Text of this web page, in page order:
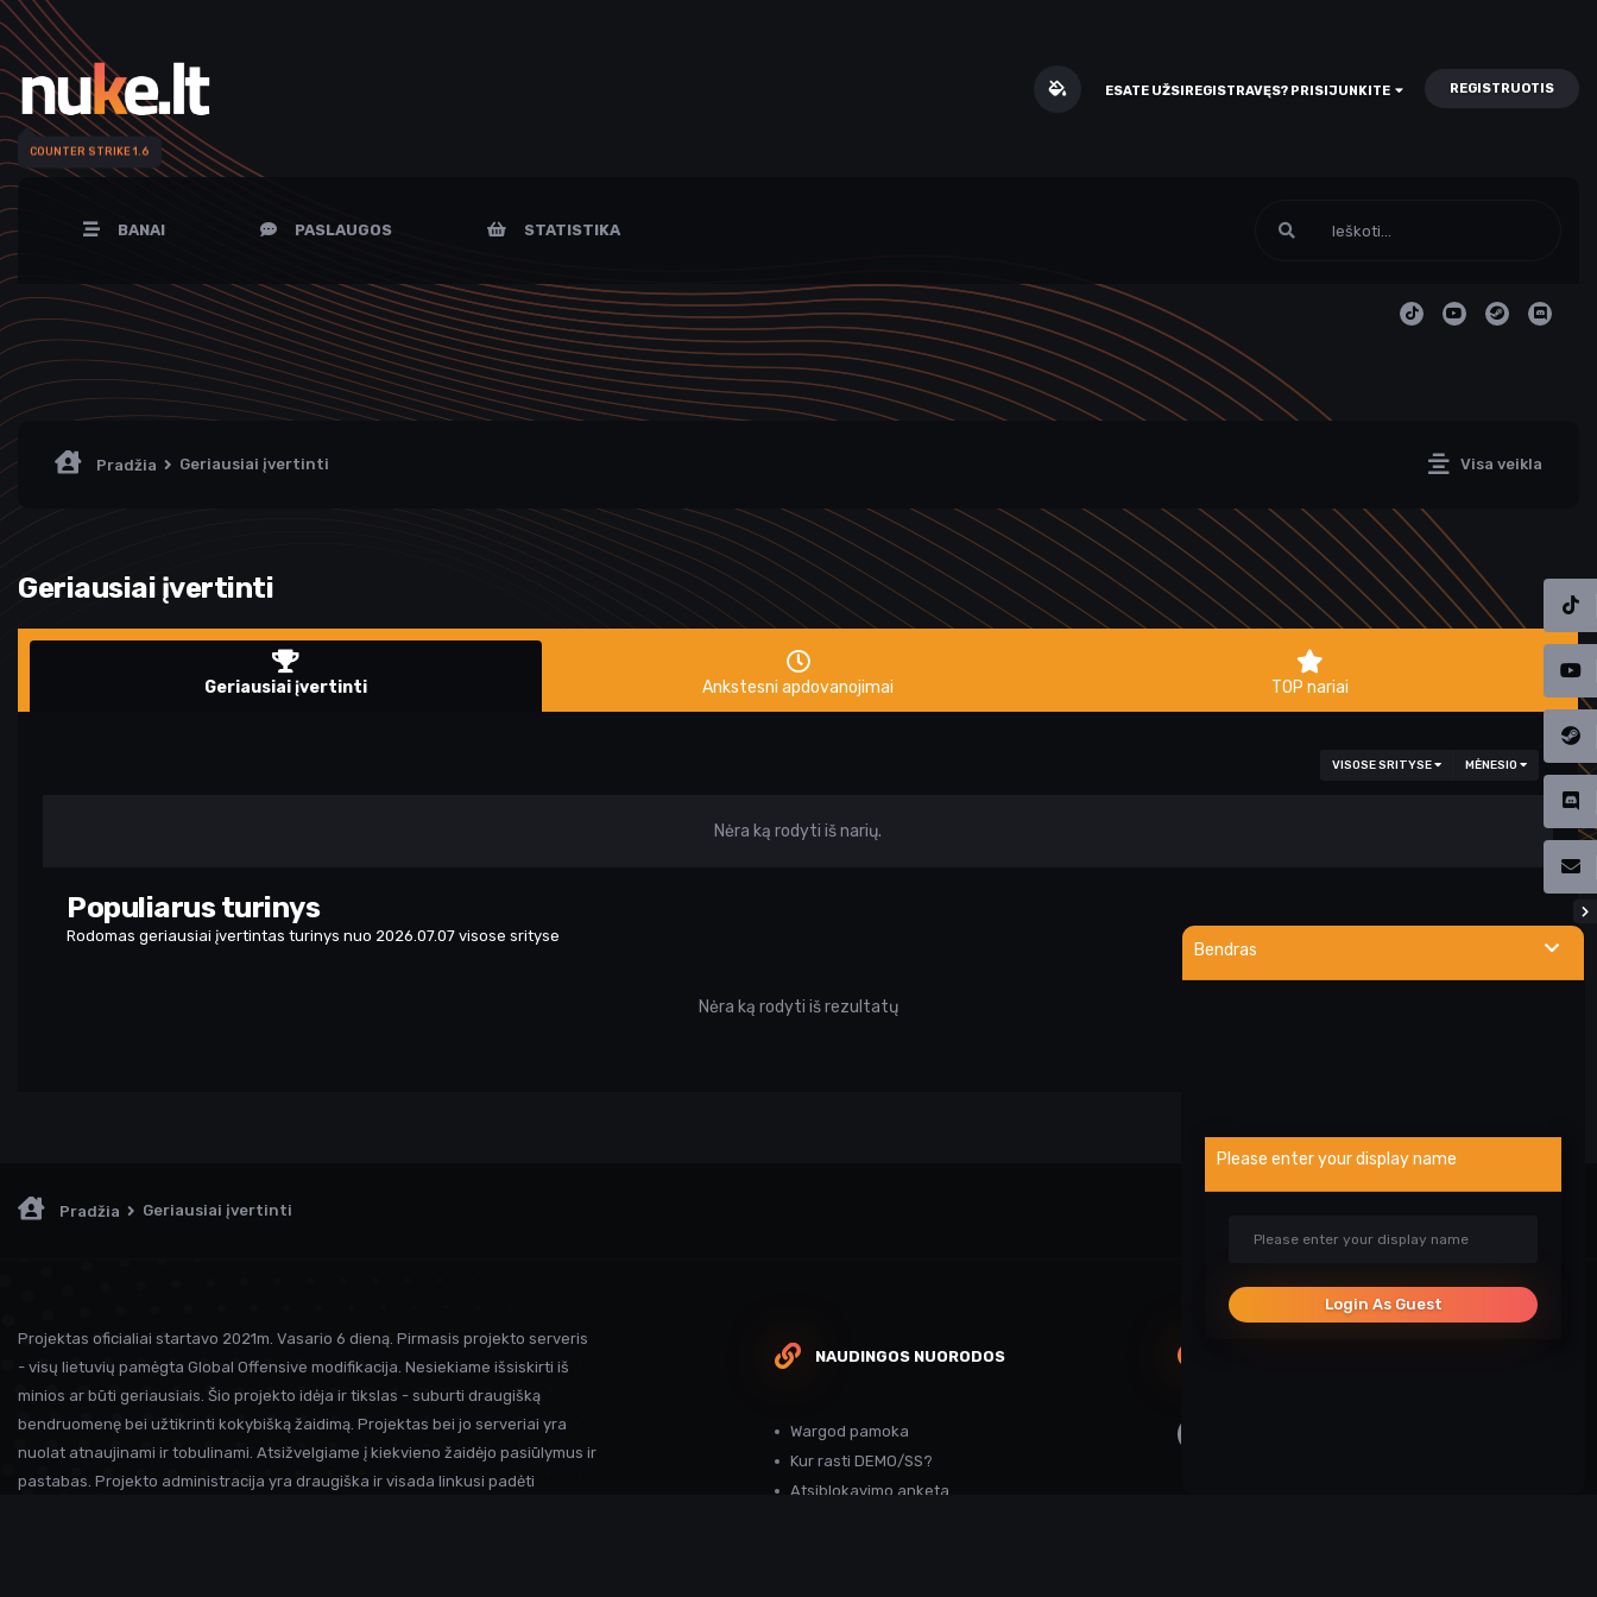
COUNTER STRIKE 1.6
ESATE UŽSIREGISTRAVĘS? PRISIJUNKITE REGISTRUOTIS
BANAI PASLAUGOS STATISTIKA
Visa veikla
Pradžia Geriausiai įvertinti
Geriausiai įvertinti
Geriausiai įvertinti Ankstesni apdovanojimai TOP nariai
VISOSE SRITYSE MĖNESIO
Nėra ką rodyti iš narių.
Populiarus turinys
Rodomas geriausiai įvertintas turinys nuo 2026.07.07 visose srityse
Nėra ką rodyti iš rezultatų
Bendras
Please enter your display name
Login As Guest
Pradžia Geriausiai įvertinti
Projektas oficialiai startavo 2021m. Vasario 6 dieną. Pirmasis projekto serveris
- visų lietuvių pamėgta Global Offensive modifikacija. Nesiekiame išsiskirti iš
minios ar būti geriausiais. Šio projekto idėja ir tikslas - suburti draugišką
bendruomenę bei užtikrinti kokybišką žaidimą. Projektas bei jo serveriai yra
nuolat atnaujinami ir tobulinami. Atsižvelgiame į kiekvieno žaidėjo pasiūlymus ir
pastabas. Projekto administracija yra draugiška ir visada linkusi padėti
NAUDINGOS NUORODOS
Wargod pamoka
Kur rasti DEMO/SS?
Atsiblokavimo anketa